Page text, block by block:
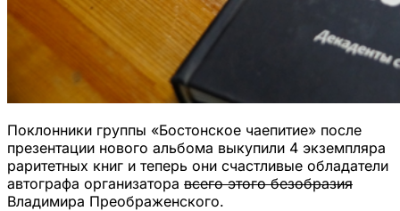
Поклонники группы «Бостонское чаепитие» после
презентации нового альбома выкупили 4 экземпляра
раритетных книг и теперь они счастливые обладатели
автографа организатора всего этого безобразия
Владимира Преображенского.